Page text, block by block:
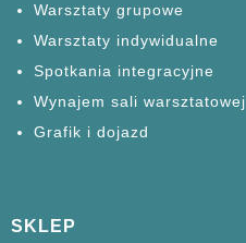
Warsztaty grupowe
Warsztaty indywidualne
Spotkania integracyjne
Wynajem sali warsztatowej
Grafik i dojazd
SKLEP